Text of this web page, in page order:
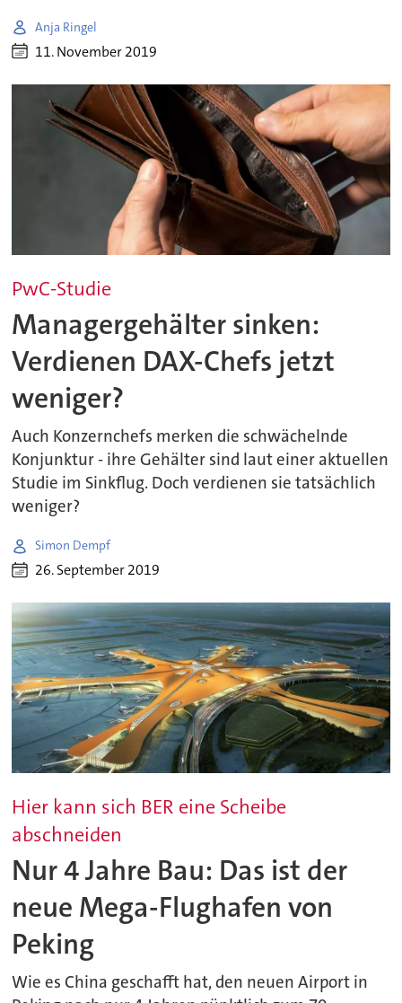
Anja Ringel
11. November 2019
PwC-Studie
Managergehälter sinken:
Verdienen DAX-Chefs jetzt
weniger?
Auch Konzernchefs merken die schwächelnde
Konjunktur - ihre Gehälter sind laut einer aktuellen
Studie im Sinkflug. Doch verdienen sie tatsächlich
weniger?
Simon Dempf
26. September 2019
Hier kann sich BER eine Scheibe
abschneiden
Nur 4 Jahre Bau: Das ist der
neue Mega-Flughafen von
Peking
Wie es China geschafft hat, den neuen Airport in